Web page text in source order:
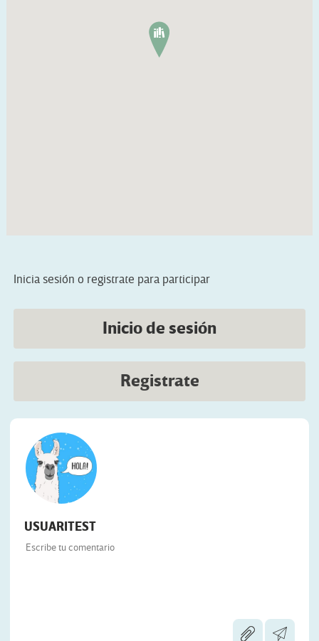
Inicia sesión o registrate para participar
Inicio de sesión
Registrate
USUARITEST